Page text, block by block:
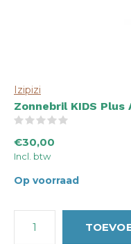
Izipizi
Zonnebril KIDS Plus
€30,00
Incl. btw
Op voorraad